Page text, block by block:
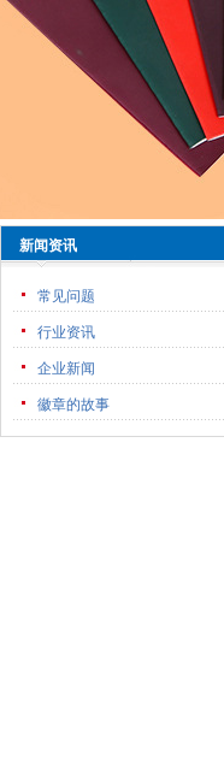
新闻资讯
常见问题
行业资讯
企业新闻
徽章的故事